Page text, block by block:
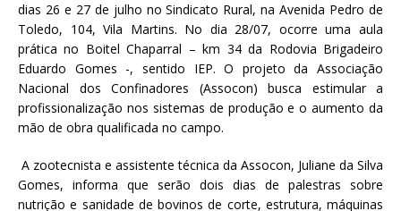
dias 26 e 27 de julho no Sindicato Rural, na Avenida Pedro de
Toledo, 104, Vila Martins. No dia 28/07, ocorre uma aula
prática no Boitel Chaparral – km 34 da Rodovia Brigadeiro
Eduardo Gomes -, sentido IEP. O projeto da Associação
Nacional dos Confinadores (Assocon) busca estimular a
profissionalização nos sistemas de produção e o aumento da
mão de obra qualificada no campo.
A zootecnista e assistente técnica da Assocon, Juliane da Silva
Gomes, informa que serão dois dias de palestras sobre
nutrição e sanidade de bovinos de corte, estrutura, máquinas